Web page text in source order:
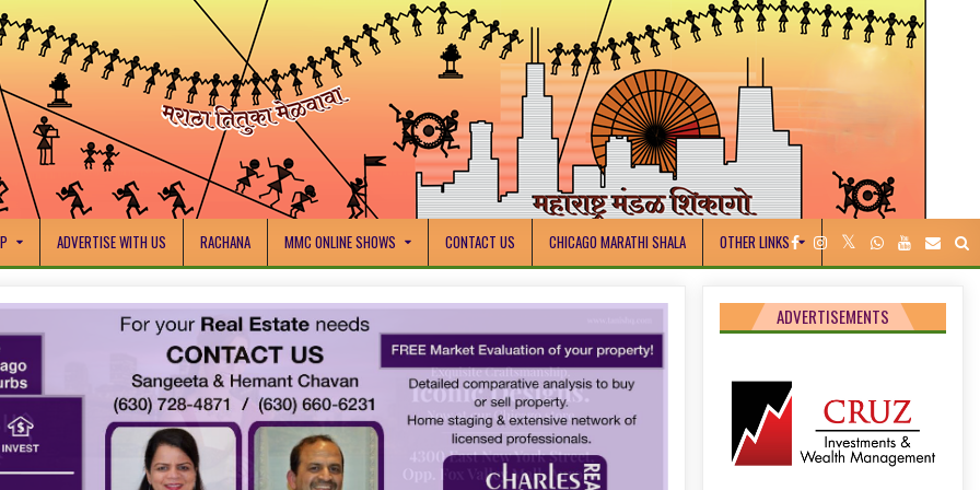
ADVERTISE WITH US RACHANA MMC ONLINE SHOWS CONTACT US CHICAGO MARATHI SHALA OTHER LINKS
ADVERTISEMENTS